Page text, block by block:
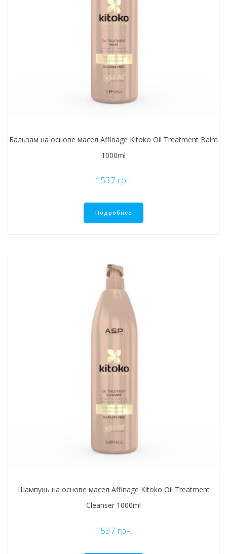
Бальзам на основе масел Affinage Kitoko Oil Treatment Balm
1000ml
1537 грн.
Подробнее
Шампунь на основе масел Affinage Kitoko Oil Treatment
Cleanser 1000ml
1537 грн.